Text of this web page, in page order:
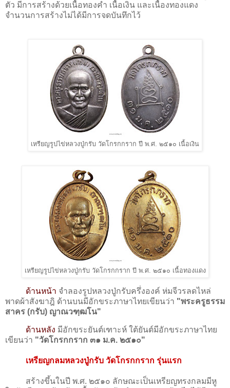
ตัว มีการสร้างด้วยเนื้อทองคำ เนื้อเงิน และเนื้องทองแดง
จำนวนการสร้างไม่ได้มีการจดบันทึกไว้
เหรียญรูปไข่หลวงปู่กรับ วัดโกรกกราก ปี พ.ศ. ๒๕๑๐ เนื้อเงิน
เหรียญรูปไข่หลวงปู่กรับ วัดโกรกกราก ปี พ.ศ. ๒๕๑๐ เนื้อทองแดง
ด้านหน้า จำลองรูปหลวงปู่กรับครึ่งองค์ ห่มจีวรลดไหล่
พาดผ้าสังฆาฎิ ด้านบนมีอักขระภาษาไทยเขียนว่า "พระครูธรรม
สาคร (กรับ) ญาณวฑฺฒโน"
ด้านหลัง มีอักขระยันต์เฑาะห์ ใต้ยันต์มีอักขระภาษาไทย
เขียนว่า "วัดโกรกกราก ๓๑ ม.ค. ๒๕๑๐"
เหรียญกลมหลวงปู่กรับ วัดโกรกกราก รุ่นแรก
สร้างขึ้นในปี พ.ศ. ๒๕๑๐ ลักษณะเป็นเหรียญทรงกลมมีหู